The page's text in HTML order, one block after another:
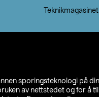
sporingsteknologi på
av nettstedet og for å
Teknikmagasinet